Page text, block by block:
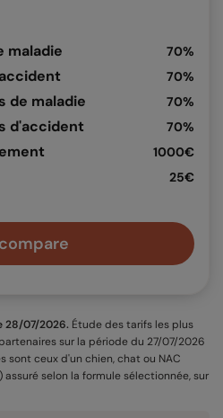
maladie 70%
70%
de maladie 70%
d'accident 70%
1000€
25€
28/07/2026. Étude des tarifs les plus
sur la période du 27/07/2026
ceux d'un chien, chat ou NAC
selon la formule sélectionnée, sur